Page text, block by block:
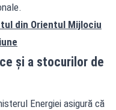
din Orientul Mijlociu
și a stocurilor de
Energiei asigură că